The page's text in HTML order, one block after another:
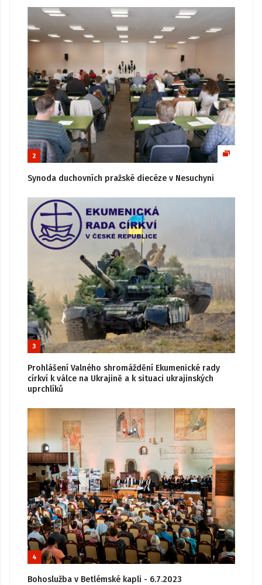
2
Synoda duchovních pražské diecéze v Nesuchyni
3
Prohlášení Valného shromáždění Ekumenické rady
církví k válce na Ukrajině a k situaci ukrajinských
uprchlíků
4
Bohoslužba v Betlémské kapli - 6.7.2023